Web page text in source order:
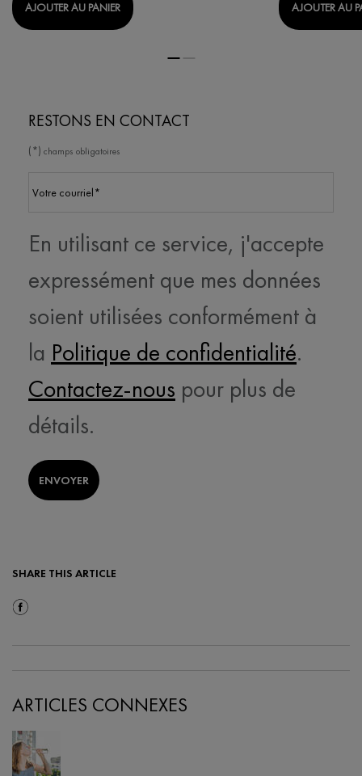
AJOUTER AU PANIER LIFTACTIV COLLAGEN SPECIALIST 16 CRÈME
AJOUTER AU
RESTONS EN CONTACT
(*) champs obligatoires
Votre courriel*
En utilisant ce service, j'accepte
expressément que mes données
soient utilisées conformément à
la Politique de confidentialité.
Contactez-nous pour plus de
détails.
ENVOYER
SHARE THIS ARTICLE
Share On Facebook
ARTICLES CONNEXES